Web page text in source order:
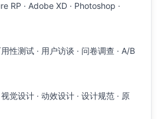
RP · Adobe XD · Photoshop ·
性测试 · 用户访谈 · 问卷调查 · A/B
觉设计 · 动效设计 · 设计规范 · 原